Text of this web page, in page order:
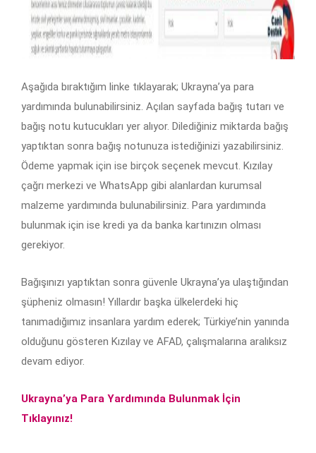
Aşağıda bıraktığım linke tıklayarak; Ukrayna’ya para
yardımında bulunabilirsiniz. Açılan sayfada bağış tutarı ve
bağış notu kutucukları yer alıyor. Dilediğiniz miktarda bağış
yaptıktan sonra bağış notunuza istediğinizi yazabilirsiniz.
Ödeme yapmak için ise birçok seçenek mevcut. Kızılay
çağrı merkezi ve WhatsApp gibi alanlardan kurumsal
malzeme yardımında bulunabilirsiniz. Para yardımında
bulunmak için ise kredi ya da banka kartınızın olması
gerekiyor.
Bağışınızı yaptıktan sonra güvenle Ukrayna’ya ulaştığından
şüpheniz olmasın! Yıllardır başka ülkelerdeki hiç
tanımadığımız insanlara yardım ederek; Türkiye’nin yanında
olduğunu gösteren Kızılay ve AFAD, çalışmalarına aralıksız
devam ediyor.
Ukrayna’ya Para Yardımında Bulunmak İçin
Tıklayınız!